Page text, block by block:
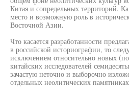
Китая и сопредельных территорий.
место и возможную роль в
Восточной Азии.
Что касается разработанности
в российской историографии, то
исключением относительно новых
китайских исследователей
зачастую неточно и выборочно
отдельных неолитических